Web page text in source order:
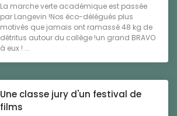
La marche verte académique est passée
par Langevin !Nos éco-délégués plus
motivés que jamais ont ramassé 48 kg de
détritus autour du collège !un grand BRAVO
à eux ! ...
Une classe jury d'un festival de
films